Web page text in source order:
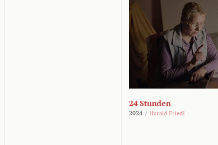
24 Stunden
2024 / Harald Friedl